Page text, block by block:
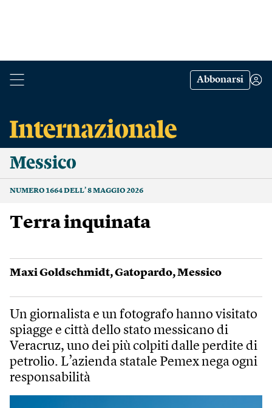
Abbonarsi
Messico
NUMERO 1664 DELL’ 8 MAGGIO 2026
Terra inquinata
Maxi Goldschmidt,Gatopardo,Messico
Un giornalista e un fotografo hanno visitato
spiagge e città dello stato messicano di
Veracruz, uno dei più colpiti dalle perdite di
petrolio. L’azienda statale Pemex nega ogni
responsabilità